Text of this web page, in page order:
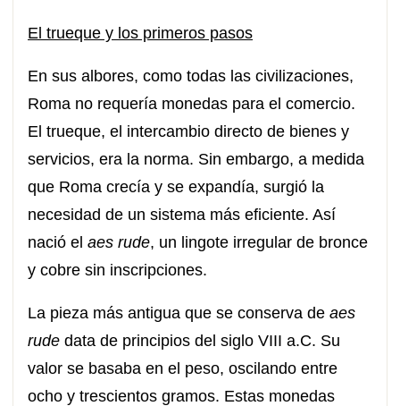
El trueque y los primeros pasos
En sus albores, como todas las civilizaciones,
Roma no requería monedas para el comercio.
El trueque, el intercambio directo de bienes y
servicios, era la norma. Sin embargo, a medida
que Roma crecía y se expandía, surgió la
necesidad de un sistema más eficiente. Así
nació el aes rude, un lingote irregular de bronce
y cobre sin inscripciones.
La pieza más antigua que se conserva de aes
rude data de principios del siglo VIII a.C. Su
valor se basaba en el peso, oscilando entre
ocho y trescientos gramos. Estas monedas